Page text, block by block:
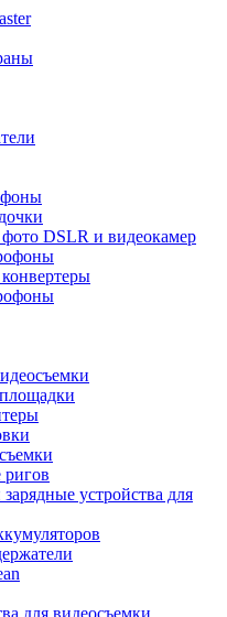
DSLR и видеокамер
устройства для
для видеосъемки